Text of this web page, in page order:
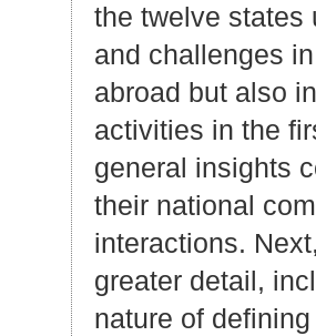
the twelve states
and challenges
abroad but also
activities in the
general insights
their national
interactions.
greater detail,
nature of